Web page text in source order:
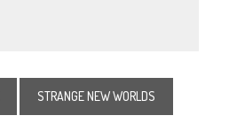
STRANGE NEW WORLDS